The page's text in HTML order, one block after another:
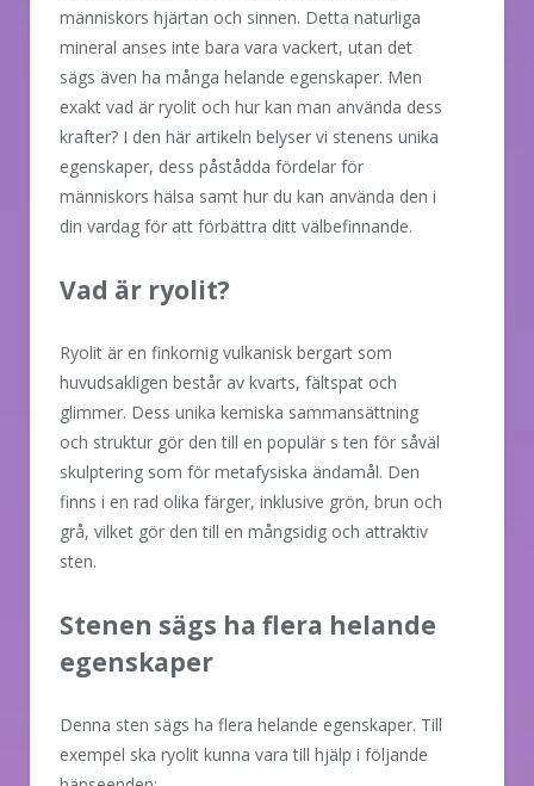
människors hjärtan och sinnen. Detta naturliga
mineral anses inte bara vara vackert, utan det
sägs även ha många helande egenskaper. Men
exakt vad är ryolit och hur kan man använda dess
krafter? I den här artikeln belyser vi stenens unika
egenskaper, dess påstådda fördelar för
människors hälsa samt hur du kan använda den i
din vardag för att förbättra ditt välbefinnande.
Vad är ryolit?
Ryolit är en finkornig vulkanisk bergart som
huvudsakligen består av kvarts, fältspat och
glimmer. Dess unika kemiska sammansättning
och struktur gör den till en populär s ten för såväl
skulptering som för metafysiska ändamål. Den
finns i en rad olika färger, inklusive grön, brun och
grå, vilket gör den till en mångsidig och attraktiv
sten.
Stenen sägs ha flera helande
egenskaper
Denna sten sägs ha flera helande egenskaper. Till
exempel ska ryolit kunna vara till hjälp i följande